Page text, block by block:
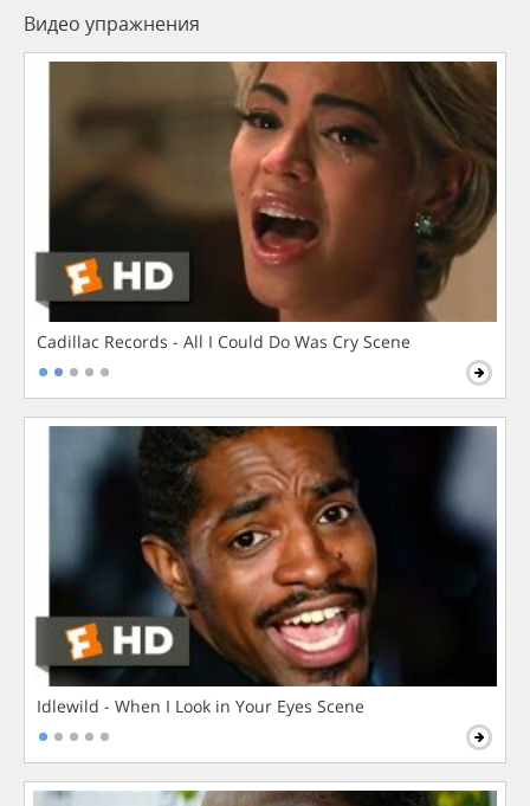
Видео упражнения
Cadillac Records - All I Could Do Was Cry Scene
Idlewild - When I Look in Your Eyes Scene